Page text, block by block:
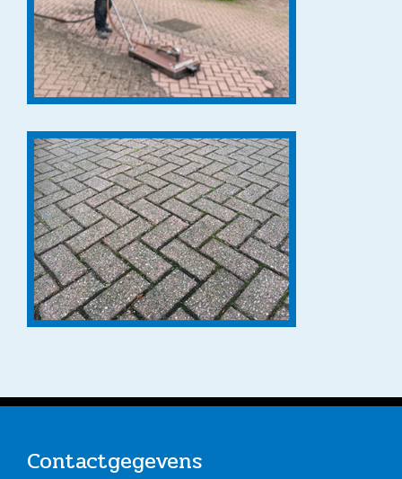
Contactgegevens